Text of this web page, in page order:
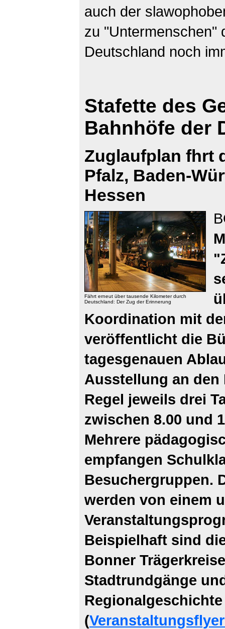
auch der
zu "Untermenschen"
Deutschland noch
Stafette des
Bahnhöfe der
Zuglaufplan fhrt
Pfalz, Baden-
Hessen
Fährt erneut über tausende Kilometer durch
Deutschland: Der Zug der Erinnerung
Koordination mit
veröffentlicht die
tagesgenauen
Ausstellung an den
Regel jeweils drei
zwischen 8.00 und
Mehrere
empfangen
Besuchergruppen.
werden von einem
Beispielhaft sind
Bonner
Stadtrundgänge
(